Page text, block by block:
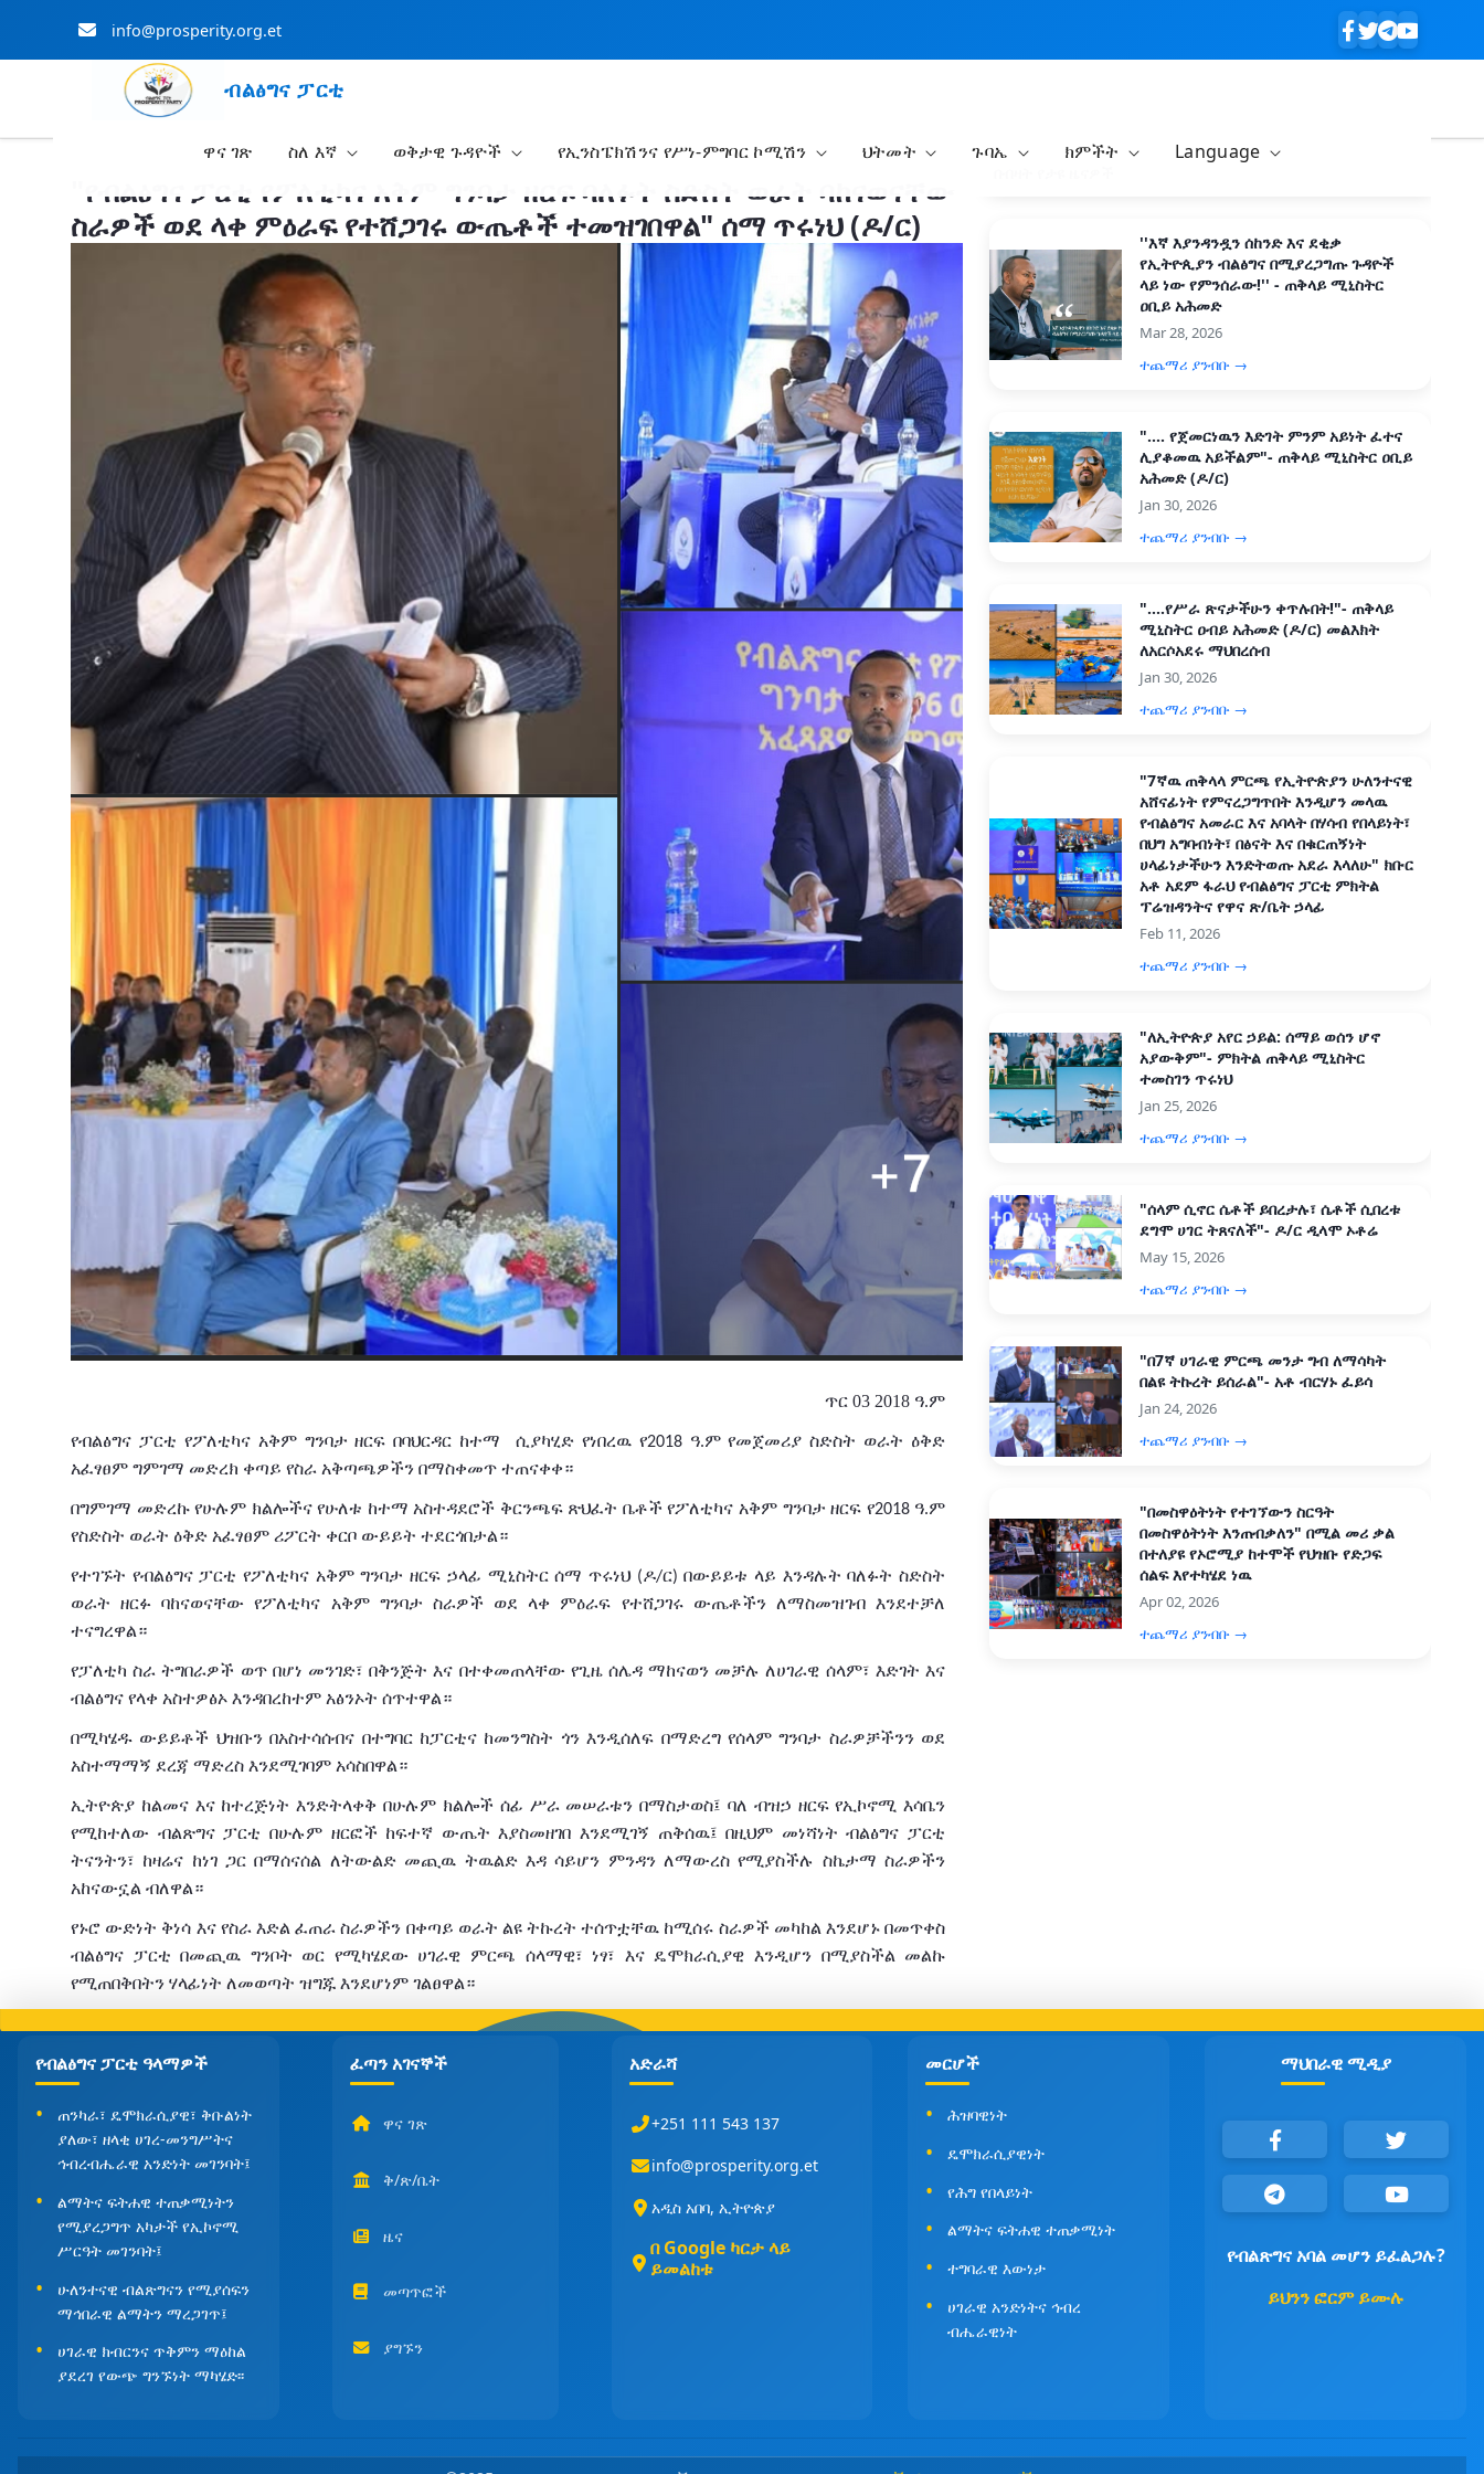
info@prosperity.org.et
ብልፅግና ፓርቲ
ዋና ገጽ ስለ እኛ ወቅታዊ ጉዳዮች የኢንስፔክሽንና የሥነ-ምግባር ኮሚሽን ህትመት ጉባኤ ክምችት Language
"የብልፅግና ፓርቲ የፖለቲካና አቅም ግንባታ ዘርፍ ባለፉት ስድስት ወራት ባከናወናቸው
ስራዎች ወደ ላቀ ምዕራፍ የተሸጋገሩ ውጤቶች ተመዝገበዋል" ሰማ ጥሩነህ (ዶ/ር)
ጥር 03 2018 ዓ.ም
የብልፅግና ፓርቲ የፖለቲካና አቅም ግንባታ ዘርፍ በባህርዳር ከተማ ሲያካሂድ የነበረዉ የ2018 ዓ.ም የመጀመሪያ ስድስት ወራት ዕቅድ
አፈፃፀም ግምገማ መድረክ ቀጣይ የስራ አቅጣጫዎችን በማስቀመጥ ተጠናቀቀ።
በግምገማ መድረኩ የሁሉም ክልሎችና የሁለቱ ከተማ አስተዳደሮች ቅርንጫፍ ጽህፈት ቤቶች የፖለቲካና አቅም ግንባታ ዘርፍ የ2018 ዓ.ም
የስድስት ወራት ዕቅድ አፈፃፀም ሪፖርት ቀርቦ ውይይት ተደርጎበታል።
የተገኙት የብልፅግና ፓርቲ የፖለቲካና አቅም ግንባታ ዘርፍ ኃላፊ ሚኒስትር ሰማ ጥሩነህ(ዶ/ር)በውይይቱ ላይ እንዳሉትባለፉት ስድስት
ወራት ዘርፉባከናወናቸው የፖለቲካና አቅም ግንባታ ስራዎች ወደ ላቀ ምዕራፍ የተሸጋገሩ
ውጤቶችን ለማስመዝገብ እንደተቻለ
ተናግረዋል።
የፓለቲካ ስራ ትግበራዎች ወጥ በሆነ መንገድ፣ በቅንጅት እና በተቀመጠላቸው የጊዜ ሰሌዳ ማከናወን መቻሉ ለሀገራዊ ሰላም፣ እድገት እና
ብልፅግና የላቀ አስተዎፅኦ እንዳበረከተም አፅንኦት ሰጥተዋል።
በሚካሄዱ ውይይቶች ህዝቡን በአስተሳሰብና በተግባር ከፓርቲና ከመንግስት ጎን እንዲሰለፍ በማድረግ የሰላም ግንባታ ስራዎቻችንን ወደ
አስተማማኝ ደረጃ ማድረስ እንደሚገባም አሳስበዋል።
ኢትዮጵያ ከልመና እና ከተረጅነት እንድትላቀቅ በሁሉም ክልሎች ሰፊ ሥራ መሠራቱን በማስታወስ፤ ባለ ብዝኃ ዘርፍ የኢኮኖሚ እሳቤን
የሚከተለው ብልጽግና ፓርቲ በሁሉም ዘርፎች ከፍተኛ ውጤት እያስመዘገበ እንደሚገኝ ጠቅሰዉ፤ በዚህም መነሻነት ብልፅግና ፓርቲ
ትናንትን፣ ከዛሬና ከነገ ጋር በማሰናሰል ለትውልድ መጪዉ ትዉልድ እዳ ሳይሆን ምንዳን ለማውረስ የሚያስችሉ ስኬታማ ስራዎችን
አከናውኗል ብለዋል።
የኑሮ ውድነት ቅነሳ እና የስራ እድል ፈጠራ ስራዎችን በቀጣይ ወራት ልዩ ትኩረት ተሰጥቷቸዉ ከሚሰሩ ስራዎች መካከል እንደሆኑ በመጥቀስ
ብልፅግና ፓርቲ በመጪዉ ግንቦት ወር የሚካሄደው ሀገራዊ ምርጫ ሰላማዊ፣ ነፃ፣ እና ዴሞክራሲያዊ እንዲሆን በሚያስችል መልኩ
የሚጠበቅበትን ሃላፊነት ለመወጣት ዝግጁ እንደሆነም ገልፀዋል።
''እኛ እያንዳንዷን ሰከንድ እና ደቂቃ
የኢትዮጲያን ብልፅግና በሚያረጋግጡ ጉዳዮች
ላይ ነው የምንሰራው!'' - ጠቅላይ ሚኒስትር
ዐቢይ አሕመድ
Mar 28, 2026
ተጨማሪ ያንብቡ →
".... የጀመርነዉን እድገት ምንም አይነት ፈተና
ሊያቆመዉ አይችልም"- ጠቅላይ ሚኒስትር ዐቢይ
አሕመድ (ዶ/ር)
Jan 30, 2026
ተጨማሪ ያንብቡ →
"....የሥራ ጽናታችሁን ቀጥሉበት!"- ጠቅላይ
ሚኒስትር ዐብይ አሕመድ (ዶ/ር) መልእክት
ለአርሶአደሩ ማህበረሰብ
Jan 30, 2026
ተጨማሪ ያንብቡ →
"7ኛዉ ጠቅላላ ምርጫ የኢትዮጵያን ሁለንተናዊ
አሸናፊነት የምናረጋግጥበት እንዲሆን መላዉ
የብልፅግና አመራር እና አባላት በሃሳብ የበላይነት፣
በህግ አግባብነት፣ በፅናት እና በቁርጠኝነት
ሀላፊነታችሁን እንድትወጡ አደራ እላለሁ" ክቡር
አቶ አደም ፋራህ የብልፅግና ፓርቲ ምክትል
ፕሬዝዳንትና የዋና ጽ/ቤት ኃላፊ
Feb 11, 2026
ተጨማሪ ያንብቡ →
"ለኢትዮጵያ አየር ኃይል: ሰማይ ወሰን ሆኖ
አያውቅም"- ምክትል ጠቅላይ ሚኒስትር
ተመስገን ጥሩነህ
Jan 25, 2026
ተጨማሪ ያንብቡ →
"ሰላም ሲኖር ሴቶች ይበረታሉ፣ ሴቶች ሲበረቱ
ደግሞ ሀገር ትጸናለች"- ዶ/ር ዲላሞ ኦቶሬ
May 15, 2026
ተጨማሪ ያንብቡ →
"በ7ኛ ሀገራዊ ምርጫ መንታ ግብ ለማሳካት
በልዩ ትኩረት ይሰራል"- አቶ ብርሃኑ ፈይሳ
Jan 24, 2026
ተጨማሪ ያንብቡ →
"በመስዋዕትነት የተገኘውን ስርዓት
በመስዋዕትነት እንጠብቃለን" በሚል መሪ ቃል
በተለያዩ የኦሮሚያ ከተሞች የህዝቡ የድጋፍ
ሰልፍ እየተካሄደ ነዉ
Apr 02, 2026
ተጨማሪ ያንብቡ →
የብልፅግና ፓርቲ ዓላማዎች
ጠንካራ፣ ዴሞክራሲያዊ፣ ቅቡልነት
ያለው፣ ዘላቂ ሀገረ-መንግሥትና
ኅብረብሔራዊ አንድነት መገንባት፤
ልማትና ፍትሐዊ ተጠቃሚነትን
የሚያረጋግጥ አካታች የኢኮኖሚ
ሥርዓት መገንባት፤
ሁለንተናዊ ብልጽግናን የሚያሰፍን
ማኅበራዊ ልማትን ማረጋገጥ፤
ሀገራዊ ክብርንና ጥቅምን ማዕከል
ያደረገ የውጭ ግንኙነት ማካሄድ፡፡
ፈጣን አገናኞች
ዋና ገጽ
ቅ/ጽ/ቤት
ዜና
መጣጥፎች
ያግኙን
አድራሻ
+251 111 543 137
info@prosperity.org.et
አዲስ አበባ, ኢትዮጵያ
በ Google ካርታ ላይ
ይመልከቱ
መርሆች
ሕዝባዊነት
ዴሞክራሲያዊነት
የሕግ የበላይነት
ልማትና ፍትሐዊ ተጠቃሚነት
ተግባራዊ እውነታ
ሀገራዊ አንድነትና ኅብረ
ብሔራዊነት
ማህበራዊ ሚዲያ
የብልጽግና አባል መሆን ይፈልጋሉ?
ይህንን ፎርም ይሙሉ